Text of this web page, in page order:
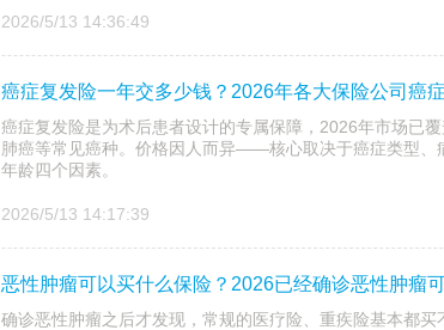
2026/5/13 14:36:49
癌症复发险一年交多少钱？2026年各大保险公司癌
癌症复发险是为术后患者设计的专属保障，2026年市场已覆
肺癌等常见癌种。价格因人而异——核心取决于癌症类型、
年龄四个因素。
2026/5/13 14:17:39
恶性肿瘤可以买什么保险？2026已经确诊恶性肿瘤
确诊恶性肿瘤之后才发现，常规的医疗险、重疾险基本都